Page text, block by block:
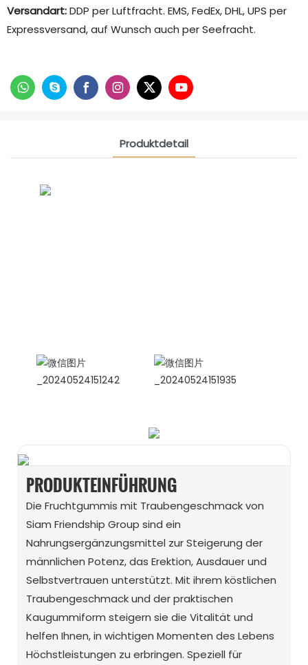
Versandart:DDP per Luftfracht. EMS, FedEx, DHL, UPS per
Expressversand, auf Wunsch auch per Seefracht.
Produktdetail
PRODUKTEINFÜHRUNG
Die Fruchtgummis mit Traubengeschmack von
Siam Friendship Group sind ein
Nahrungsergänzungsmittel zur Steigerung der
männlichen Potenz, das Erektion, Ausdauer und
Selbstvertrauen unterstützt. Mit ihrem köstlichen
Traubengeschmack und der praktischen
Kaugummiform steigern sie die Vitalität und
helfen Ihnen, in wichtigen Momenten des Lebens
Höchstleistungen zu erbringen. Speziell für